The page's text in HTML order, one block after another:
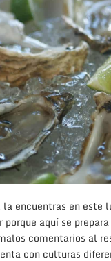
encuentras en este
aquí se
comentarios al
con culturas